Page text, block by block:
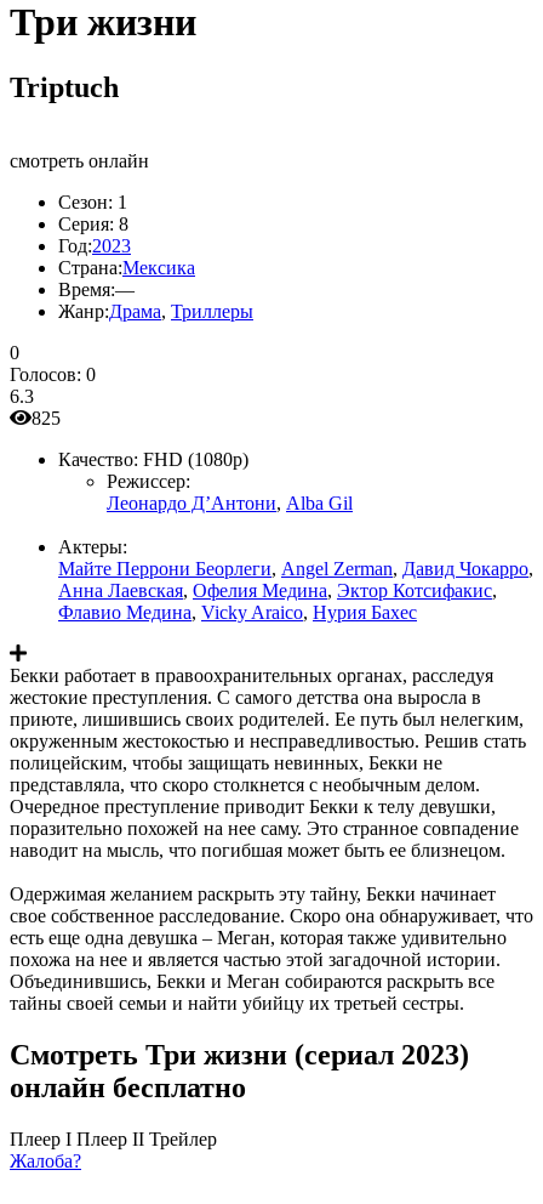
Три жизни
Triptuch
смотреть онлайн
Сезон: 1
Серия: 8
Год:2023
Страна:Мексика
Время:—
Жанр:Драма, Триллеры
0
Голосов: 0
6.3
825
Качество: FHD (1080p)
Режиссер:
Леонардо Д’Антони, Alba Gil
Актеры:
Майте Перрони Беорлеги, Angel Zerman, Давид Чокарро,
Анна Лаевская, Офелия Медина, Эктор Котсифакис,
Флавио Медина, Vicky Araico, Нурия Бахес
Бекки работает в правоохранительных органах, расследуя
жестокие преступления. С самого детства она выросла в
приюте, лишившись своих родителей. Ее путь был нелегким,
окруженным жестокостью и несправедливостью. Решив стать
полицейским, чтобы защищать невинных, Бекки не
представляла, что скоро столкнется с необычным делом.
Очередное преступление приводит Бекки к телу девушки,
поразительно похожей на нее саму. Это странное совпадение
наводит на мысль, что погибшая может быть ее близнецом.
Одержимая желанием раскрыть эту тайну, Бекки начинает
свое собственное расследование. Скоро она обнаруживает, что
есть еще одна девушка – Меган, которая также удивительно
похожа на нее и является частью этой загадочной истории.
Объединившись, Бекки и Меган собираются раскрыть все
тайны своей семьи и найти убийцу их третьей сестры.
Смотреть Три жизни (сериал 2023)
онлайн бесплатно
Плеер I Плеер II Трейлер
Жалоба?